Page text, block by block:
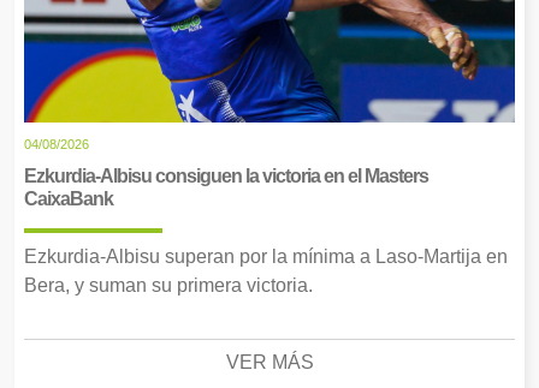
04/08/2026
Ezkurdia-Albisu consiguen la victoria en el Masters
CaixaBank
Ezkurdia-Albisu superan por la mínima a Laso-Martija en
Bera, y suman su primera victoria.
VER MÁS